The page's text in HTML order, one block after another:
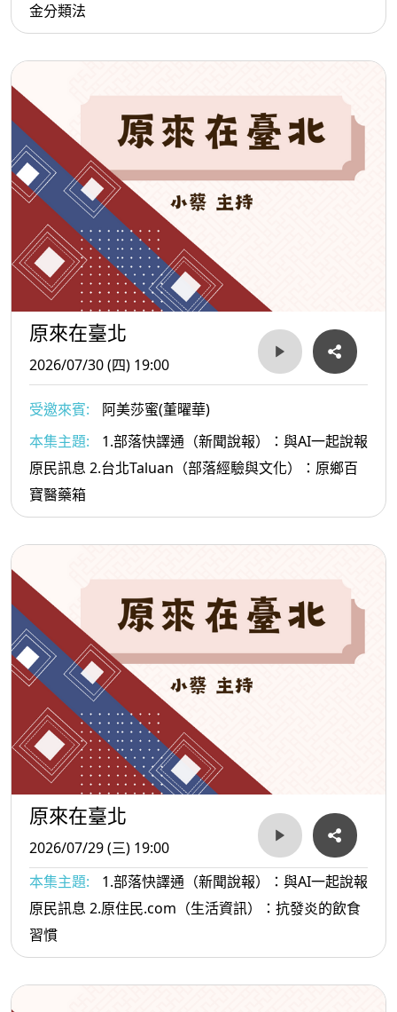
金分類法
原來在臺北
2026/07/30 (四) 19:00
受邀來賓:
阿美莎蜜(董曜華)
本集主題:
1.部落快譯通（新聞說報）：與AI一起說報
原民訊息 2.台北Taluan（部落經驗與文化）：原鄉百
寶醫藥箱
原來在臺北
2026/07/29 (三) 19:00
本集主題:
1.部落快譯通（新聞說報）：與AI一起說報
原民訊息 2.原住民.com（生活資訊）：抗發炎的飲食
習慣